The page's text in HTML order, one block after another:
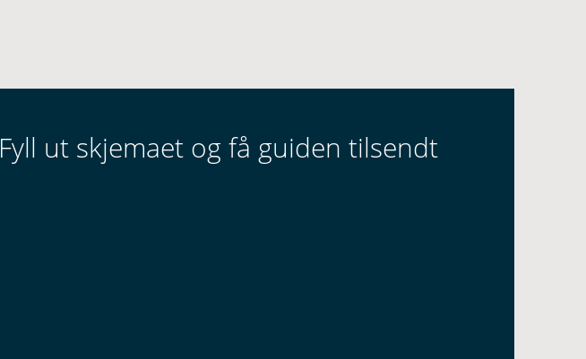
Fyll ut skjemaet og få guiden tilsendt